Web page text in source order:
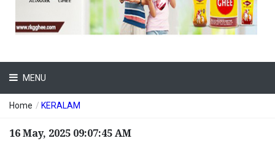
MENU
Home / KERALAM
16 May, 2025 09:07:45 AM